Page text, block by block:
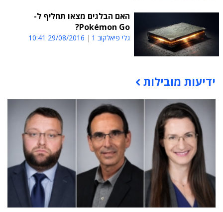
האם הבלגים מצאו תחליף ל-
Pokémon Go?
גלי פיאלקוב 1 29/08/2016 10:41
תוכן פרסומי
ידיעות מובילות